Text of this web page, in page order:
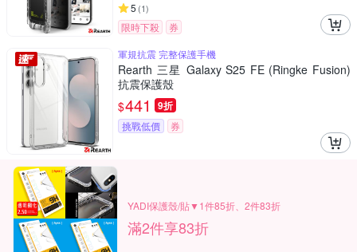
5 (1)
限時下殺
券
軍規抗震 完整保護手機
Rearth 三星 Galaxy S25 FE (Ringke Fusion)
抗震保護殼
$441 9折
挑戰低價 券
YADI保護殼/貼▼1件85折、2件83折
滿2件享83折